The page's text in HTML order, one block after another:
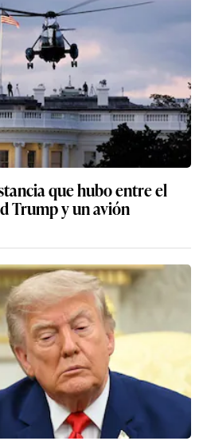
que hubo entre el
Trump y un avión